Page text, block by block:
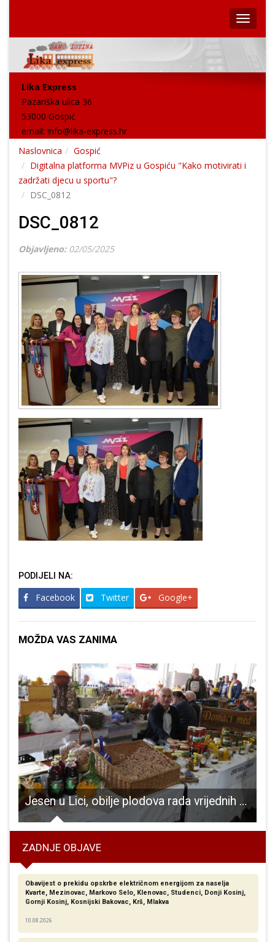
Lika Express
Pazariška ulica 36
53000 Gospić
email: info@lika-express.hr
Naslovnica
Gospić
Digitalna platforma MVPiz u Gospiću "Kako motivirati i
zadržati djecu u sportu"?
DSC_0812
DSC_0812
Objavljeno: 02/05/2025
PODIJELI NA:
Facebook Twitter Google+
MOŽDA VAS ZANIMA
Jesen u Lici, obilje plodova rada vrijednih ruku
ZADNJE OBJAVE
Obavijest o prekidu opskrbe električnom energijom za naselja
Kvarte, Mezinovac, Markovo Selo, Klenovac, Studenci, Donji Kosinj,
Gornji Kosinj, Kosnijski Bakovac, Krš, Mlakva
10.08.2026